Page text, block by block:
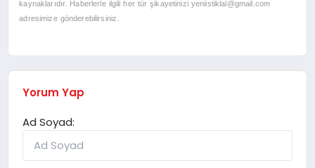
kaynaklarıdır. Haberlerle ilgili her tür şikayetinizi yeniistiklal@gmail.com
adresimize gönderebilirsiniz.
Yorum Yap
Ad Soyad: